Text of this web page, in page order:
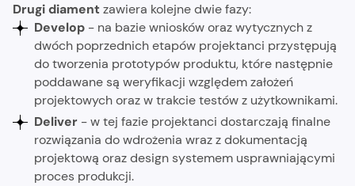
Drugi diament zawiera kolejne dwie fazy:
Develop - na bazie wniosków oraz wytycznych z
dwóch poprzednich etapów projektanci przystępują
do tworzenia prototypów produktu, które następnie
poddawane są weryfikacji względem założeń
projektowych oraz w trakcie testów z użytkownikami.
Deliver - w tej fazie projektanci dostarczają finalne
rozwiązania do wdrożenia wraz z dokumentacją
projektową oraz design systemem usprawniającymi
proces produkcji.